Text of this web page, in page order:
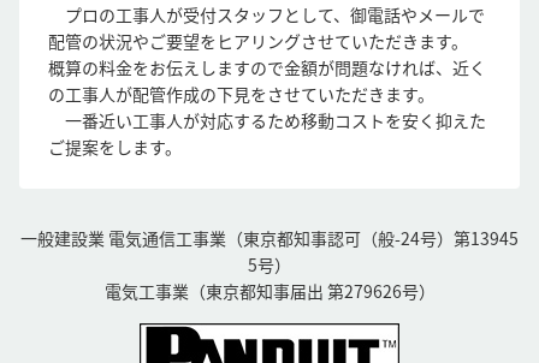
プロの工事人が受付スタッフとして、御電話やメールで
配管の状況やご要望をヒアリングさせていただきます。
概算の料金をお伝えしますので金額が問題なければ、近く
の工事人が配管作成の下見をさせていただきます。
一番近い工事人が対応するため移動コストを安く抑えた
ご提案をします。
一般建設業 電気通信工事業（東京都知事認可（般-24号）第13945
5号）
電気工事業（東京都知事届出 第279626号）